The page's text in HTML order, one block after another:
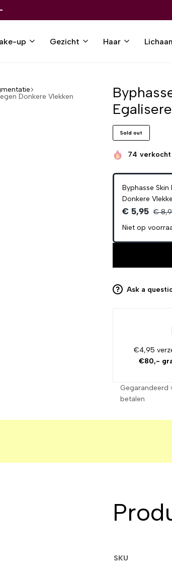
up Gezicht Haar
Donkere Vlekken
Sold out
74
Byphasse
Donkere
€ 5,95 €
Niet op
Ask a
€4,95
€80,-
Gegarandeerd
betalen
SKU